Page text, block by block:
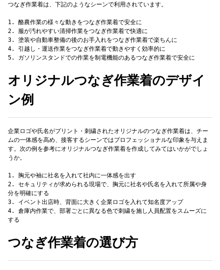
つなぎ作業着は、下記のようなシーンで利用されています。
1. 酪農作業の様々な動きをつなぎ作業着で安全に
2. 服が汚れやすい清掃作業をつなぎ作業着で快適に
3. 塗装や自動車整備の後のお手入れをつなぎ作業着で楽ちんに
4. 引越し・運送作業をつなぎ作業着で動きやすく効率的に
オリジナルつなぎ作業着のデザイ
ン例
企業ロゴや氏名がプリント・刺繍されたオリジナルのつなぎ作業着は、チー
ムの一体感を高め、接客するシーンではプロフェッショナルな印象を与えま
す。次の例を参考にオリジナルつなぎ作業着を作成してみてはいかがでしょ
うか。
1. 胸元や袖に社名を入れて社内に一体感を出す
2. セキュリティが求められる現場で、胸元に社名や氏名を入れて所属や身
分を明確にする
3. イベント出店時、背面に大きく企業ロゴを入れて知名度アップ
4. 倉庫内作業で、部署ごとに異なる色で刺繍を施し人員配置をスムーズに
つなぎ作業着の選び方